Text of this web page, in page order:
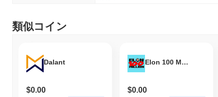
類似コイン
Dalant
$0.00
Elon 100 Million
$0.00